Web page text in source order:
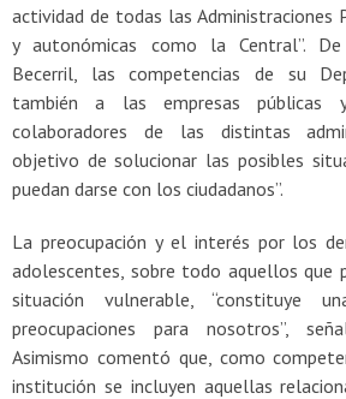
actividad de todas las Administraciones
y autonómicas como la Central”.
Becerril, las competencias de su
también a las empresas
colaboradores de las distintas
objetivo de solucionar las posibles
puedan darse con los ciudadanos”.
La preocupación y el interés por los
adolescentes, sobre todo aquellos que
situación vulnerable, “constituye
preocupaciones para nosotros”,
Asimismo comentó que, como
institución se incluyen aquellas